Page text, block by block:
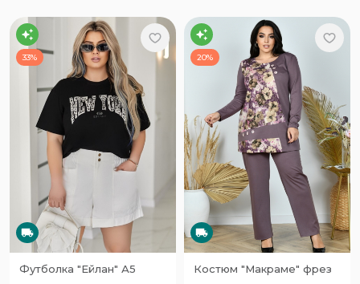
33%
Футболка "Ейлан" А5
20%
Костюм "Макраме" фрез